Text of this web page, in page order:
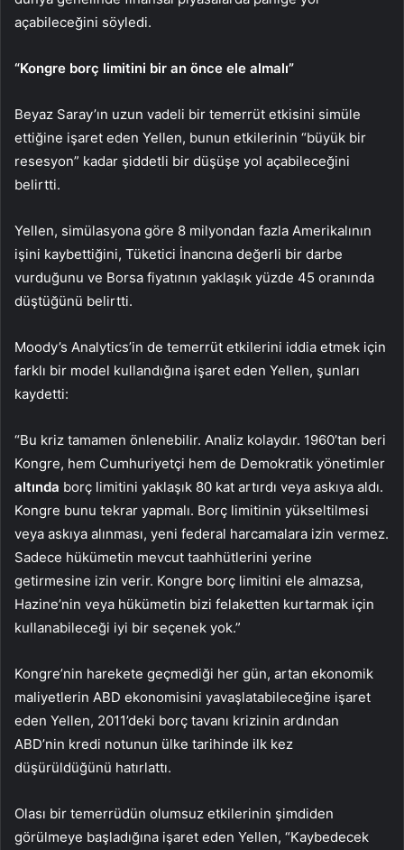
açabileceğini söyledi.
“Kongre borç limitini bir an önce ele almalı”
Beyaz Saray’ın uzun vadeli bir temerrüt etkisini simüle
ettiğine işaret eden Yellen, bunun etkilerinin “büyük bir
resesyon” kadar şiddetli bir düşüşe yol açabileceğini
belirtti.
Yellen, simülasyona göre 8 milyondan fazla Amerikalının
işini kaybettiğini, Tüketici İnancına değerli bir darbe
vurduğunu ve Borsa fiyatının yaklaşık yüzde 45 oranında
düştüğünü belirtti.
Moody’s Analytics’in de temerrüt etkilerini iddia etmek için
farklı bir model kullandığına işaret eden Yellen, şunları
kaydetti:
“Bu kriz tamamen önlenebilir. Analiz kolaydır. 1960’tan beri
Kongre, hem Cumhuriyetçi hem de Demokratik yönetimler
altında borç limitini yaklaşık 80 kat artırdı veya askıya aldı.
Kongre bunu tekrar yapmalı. Borç limitinin yükseltilmesi
veya askıya alınması, yeni federal harcamalara izin vermez.
Sadece hükümetin mevcut taahhütlerini yerine
getirmesine izin verir. Kongre borç limitini ele almazsa,
Hazine’nin veya hükümetin bizi felaketten kurtarmak için
kullanabileceği iyi bir seçenek yok.”
Kongre’nin harekete geçmediği her gün, artan ekonomik
maliyetlerin ABD ekonomisini yavaşlatabileceğine işaret
eden Yellen, 2011’deki borç tavanı krizinin ardından
ABD’nin kredi notunun ülke tarihinde ilk kez
düşürüldüğünü hatırlattı.
Olası bir temerrüdün olumsuz etkilerinin şimdiden
görülmeye başladığına işaret eden Yellen, “Kaybedecek